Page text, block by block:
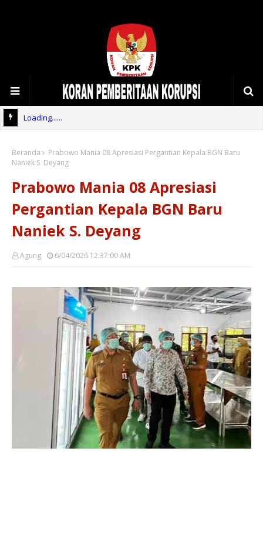
Loading......
Beranda
Prabowo Mania 08 Apresiasi Pergantian Kepala BGN Baru
Naniek S. Deyang
Prabowo Mania 08 Apresiasi
Pergantian Kepala BGN Baru
Naniek S. Deyang
Agung 6/04/2026 12:37:00 AM